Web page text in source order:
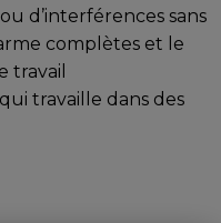
d’interférences sans
complètes et le
travail
travaille dans des